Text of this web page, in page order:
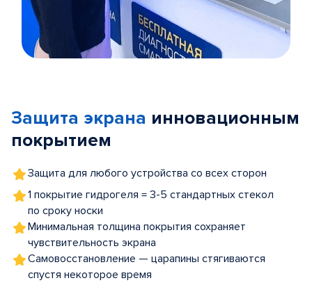
5
Защита экрана инновационным
покрытием
Защита для любого устройства со всех сторон
1 покрытие гидрогеля = 3-5 стандартных стекол
по сроку носки
Минимальная толщина покрытия сохраняет
чувствительность экрана
Самовосстановление — царапины стягиваются
спустя некоторое время